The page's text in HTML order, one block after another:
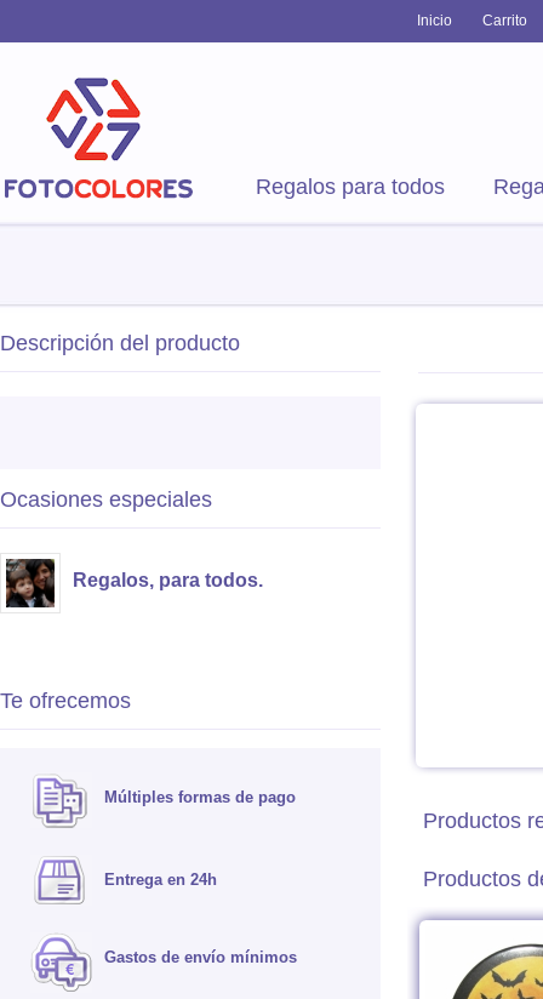
Carrito
Inicio
Regalos para todos
Descripción del producto
Ocasiones especiales
Regalos, para todos.
Te ofrecemos
Múltiples formas de pago
Entrega en 24h
Gastos de envío mínimos
Productos
Productos